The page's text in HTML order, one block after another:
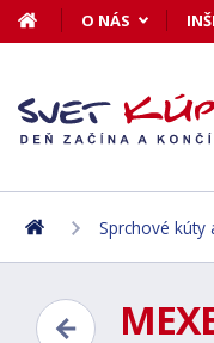
O NÁS
Sprchové kúty